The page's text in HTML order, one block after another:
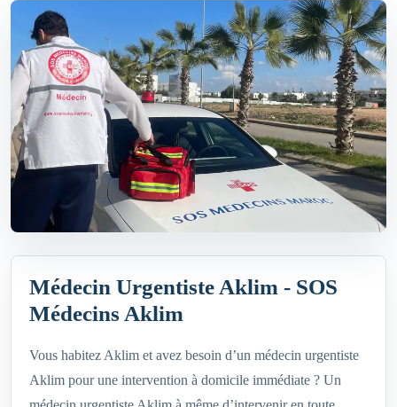
Médecin Urgentiste Aklim - SOS
Médecins Aklim
Vous habitez Aklim et avez besoin d’un médecin urgentiste
Aklim pour une intervention à domicile immédiate ? Un